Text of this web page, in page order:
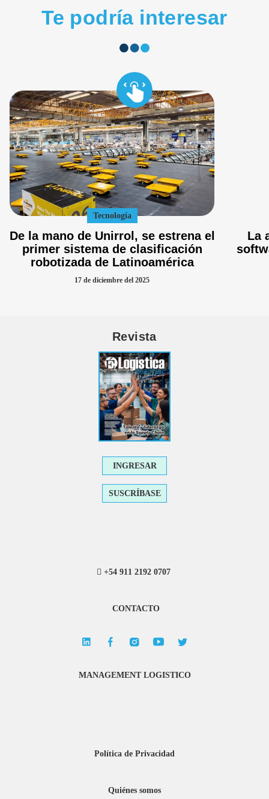
Te podría interesar
Tecnología
De la mano de Unirrol, se estrena el
primer sistema de clasificación
robotizada de Latinoamérica
17 de diciembre del 2025
La
Revista
INGRESAR
SUSCRÍBASE
+54 911 2192 0707
CONTACTO
MANAGEMENT LOGISTICO
Política de Privacidad
Quiénes somos